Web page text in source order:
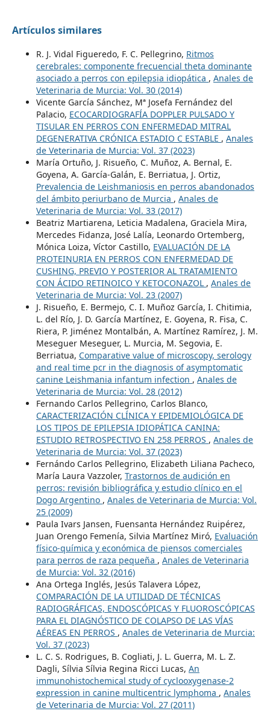
Artículos similares
R. J. Vidal Figueredo, F. C. Pellegrino, Ritmos
cerebrales: componente frecuencial theta dominante
asociado a perros con epilepsia idiopática , Anales de
Veterinaria de Murcia: Vol. 30 (2014)
Vicente García Sánchez, Mª Josefa Fernández del
Palacio, ECOCARDIOGRAFÍA DOPPLER PULSADO Y
TISULAR EN PERROS CON ENFERMEDAD MITRAL
DEGENERATIVA CRÓNICA ESTADIO C ESTABLE , Anales
de Veterinaria de Murcia: Vol. 37 (2023)
María Ortuño, J. Risueño, C. Muñoz, A. Bernal, E.
Goyena, A. García-Galán, E. Berriatua, J. Ortiz,
Prevalencia de Leishmaniosis en perros abandonados
del ámbito periurbano de Murcia , Anales de
Veterinaria de Murcia: Vol. 33 (2017)
Beatriz Martiarena, Leticia Madalena, Graciela Mira,
Mercedes Fidanza, José Lalía, Leonardo Ortemberg,
Mónica Loiza, Víctor Castillo, EVALUACIÓN DE LA
PROTEINURIA EN PERROS CON ENFERMEDAD DE
CUSHING, PREVIO Y POSTERIOR AL TRATAMIENTO
CON ÁCIDO RETINOICO Y KETOCONAZOL , Anales de
Veterinaria de Murcia: Vol. 23 (2007)
J. Risueño, E. Bermejo, C. I. Muñoz García, I. Chitimia,
L. del Río, J. D. García Martínez, E. Goyena, R. Fisa, C.
Riera, P. Jiménez Montalbán, A. Martínez Ramírez, J. M.
Meseguer Meseguer, L. Murcia, M. Segovia, E.
Berriatua, Comparative value of microscopy, serology
and real time pcr in the diagnosis of asymptomatic
canine Leishmania infantum infection , Anales de
Veterinaria de Murcia: Vol. 28 (2012)
Fernando Carlos Pellegrino, Carlos Blanco,
CARACTERIZACIÓN CLÍNICA Y EPIDEMIOLÓGICA DE
LOS TIPOS DE EPILEPSIA IDIOPÁTICA CANINA:
ESTUDIO RETROSPECTIVO EN 258 PERROS , Anales de
Veterinaria de Murcia: Vol. 37 (2023)
Fernándo Carlos Pellegrino, Elizabeth Liliana Pacheco,
María Laura Vazzoler, Trastornos de audición en
perros: revisión bibliográfica y estudio clínico en el
Dogo Argentino , Anales de Veterinaria de Murcia: Vol.
25 (2009)
Paula Ivars Jansen, Fuensanta Hernández Ruipérez,
Juan Orengo Femenía, Silvia Martínez Miró, Evaluación
físico-química y económica de piensos comerciales
para perros de raza pequeña , Anales de Veterinaria
de Murcia: Vol. 32 (2016)
Ana Ortega Inglés, Jesús Talavera López,
COMPARACIÓN DE LA UTILIDAD DE TÉCNICAS
RADIOGRÁFICAS, ENDOSCÓPICAS Y FLUOROSCÓPICAS
PARA EL DIAGNÓSTICO DE COLAPSO DE LAS VÍAS
AÉREAS EN PERROS , Anales de Veterinaria de Murcia:
Vol. 37 (2023)
L. C. S. Rodrigues, B. Cogliati, J. L. Guerra, M. L. Z.
Dagli, Sílvia Sílvia Regina Ricci Lucas, An
immunohistochemical study of cyclooxygenase-2
expression in canine multicentric lymphoma , Anales
de Veterinaria de Murcia: Vol. 27 (2011)